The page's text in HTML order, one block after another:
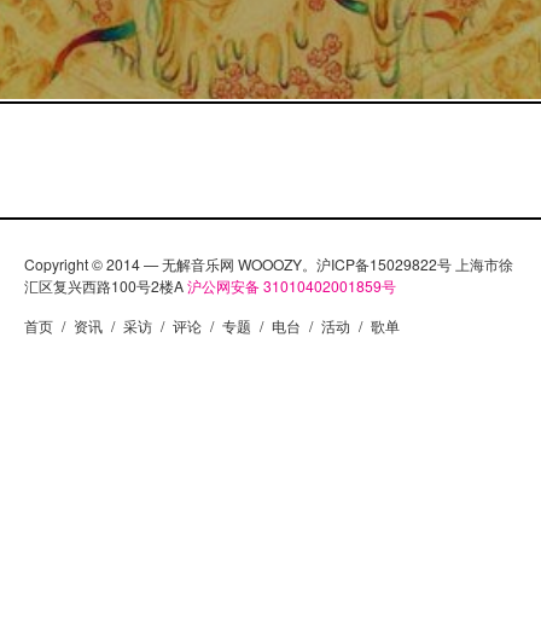
Copyright © 2014 — 无解音乐网 WOOOZY。沪ICP备15029822号 上海市徐
汇区复兴西路100号2楼A沪公网安备 31010402001859号
首页 / 资讯 / 采访 / 评论 / 专题 / 电台 / 活动 / 歌单